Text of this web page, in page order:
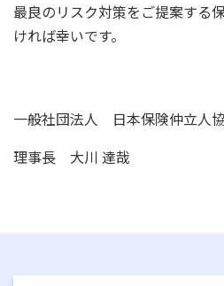
最良のリスク対策をご提案する
ければ幸いです。
一般社団法人 日本保険仲立人
理事長 大川 達哉